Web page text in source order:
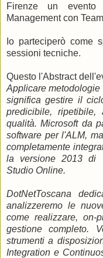
Firenze un evento
Management con
Io parteciperò come
sessioni tecniche.
Questo l'Abstract
Applicare
significa gestire il
predicibile,
qualità. Microsoft da
software per l'ALM,
completamente
la versione 2013 di
Studio Online.
DotNetToscana
analizzeremo le
come realizzare, on-
gestione completo.
strumenti a
Integration e